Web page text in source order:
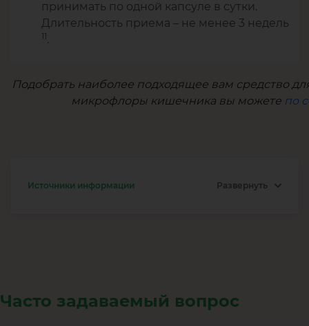
принимать по одной капсуле в сутки.
Длительность приема – не менее 3 недель
11.
Подобрать наиболее подходящее вам средство
микрофлоры кишечника вы можете по
Источники информации Развернуть
Часто задаваемый вопрос